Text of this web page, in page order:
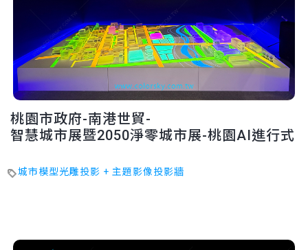
桃園市政府-南港世貿-
智慧城市展暨2050淨零城市展-桃園AI進行式
城市模型光雕投影 + 主題影像投影牆